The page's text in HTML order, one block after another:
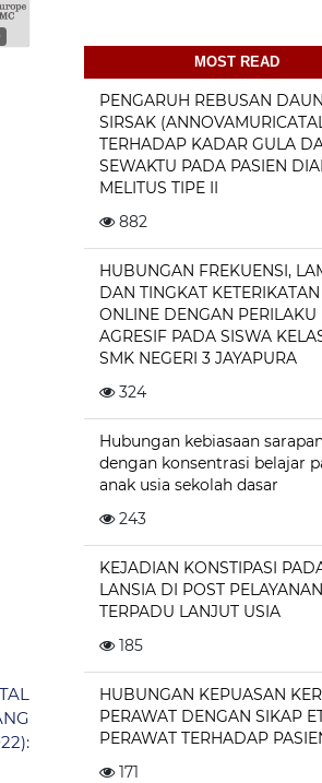
MOST READ
PENGARUH REBUSAN DAUN
SIRSAK
TERHADAP KADAR GULA
SEWAKTU PADA PASIEN
MELITUS TIPE II
882
HUBUNGAN FREKUENSI,
DAN TINGKAT
ONLINE DENGAN PERILAKU
AGRESIF PADA SISWA
SMK NEGERI 3 JAYAPURA
324
Hubungan kebiasaan
dengan konsentrasi belajar
anak usia sekolah dasar
243
KEJADIAN KONSTIPASI
LANSIA DI POST PELAYANAN
TERPADU LANJUT USIA
185
HUBUNGAN KEPUASAN
PERAWAT DENGAN SIKAP
PERAWAT TERHADAP
171